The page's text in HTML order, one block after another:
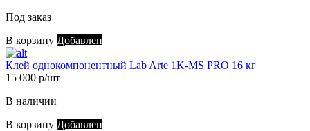
Под заказ
В корзину Добавлен
Клей однокомпонентный Lab Arte 1K-MS PRO 16 кг
15 000 р/шт
В наличии
В корзину Добавлен